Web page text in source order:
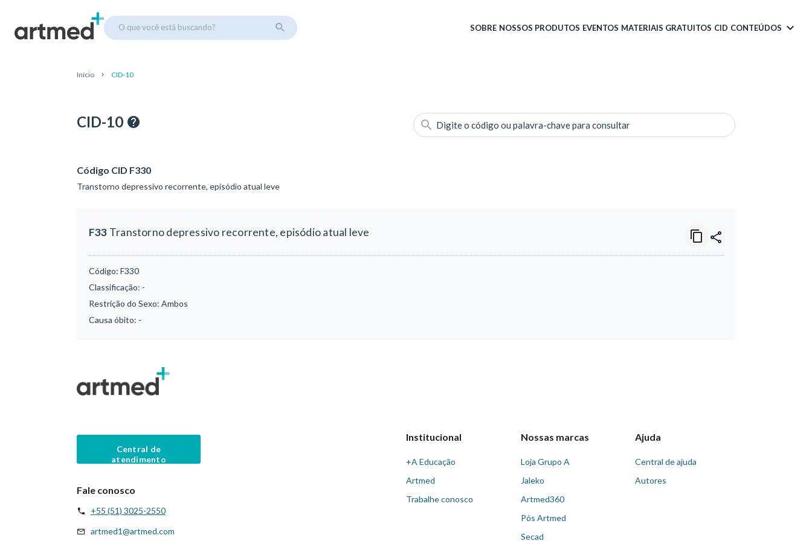
O que você está buscando? SOBRE NOSSOS PRODUTOS EVENTOS MATERIAIS GRATUITOS CID CONTEÚDOS
Início CID-10
CID-10 Digite o código ou palavra-chave para consultar
Código CID F330
Transtorno depressivo recorrente, episódio atual leve
F33 Transtorno depressivo recorrente, episódio atual leve
Código: F330
Classificação: -
Restrição do Sexo: Ambos
Causa óbito: -
Central de
atendimento
Fale conosco
+55 (51) 3025-2550
artmed1@artmed.com
Institucional
+A Educação
Artmed
Trabalhe conosco
Nossas marcas
Loja Grupo A
Jaleko
Artmed360
Pós Artmed
Secad
Ajuda
Central de ajuda
Autores